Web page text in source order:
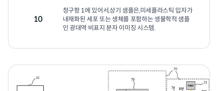
10
청구항 1에 있어서,상기 샘플은,미세플라스틱 입자가
내재화된 세포 또는 생체를 포함하는 생물학적 샘플
인 광대역 비표지 분자 이미징 시스템.